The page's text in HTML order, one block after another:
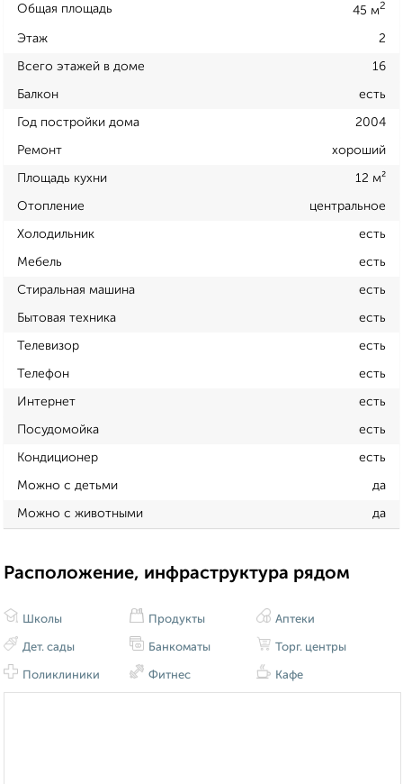
Общая площадь 45 м2
Этаж 2
Всего этажей в доме 16
Балкон есть
Год постройки дома 2004
Ремонт хороший
Площадь кухни 12 м²
Отопление центральное
Холодильник есть
Мебель есть
Стиральная машина есть
Бытовая техника есть
Телевизор есть
Телефон есть
Интернет есть
Посудомойка есть
Кондиционер есть
Можно с детьми да
Можно с животными да
Расположение, инфраструктура рядом
Школы
Дет. сады
Поликлиники
Продукты
Банкоматы
Фитнес
Аптеки
Торг. центры
Кафе